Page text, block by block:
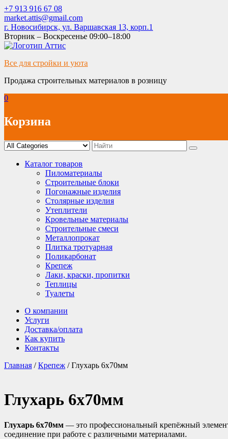
Skip
to
content
+7 913 916 67 08
market.attis@gmail.com
г. Новосибирск, ул. Варшавская 13, корп.1
Вторник – Воскресенье 09:00–18:00
Все для стройки и уюта
Продажа строительных материалов в розницу
0
Корзина
Каталог товаров
Пиломатериалы
Строительные блоки
Погонажные изделия
Столярные изделия
Утеплители
Кровельные материалы
Строительные смеси
Металлопрокат
Плитка тротуарная
Поликарбонат
Крепеж
Лаки, краски, пропитки
Теплицы
Туалеты
О компании
Услуги
Доставка/оплата
Как купить
Контакты
Главная /Крепеж / Глухарь 6х70мм
Глухарь 6х70мм
Глухарь 6х70мм — это профессиональный крепёжный
соединение при работе с различными материалами.